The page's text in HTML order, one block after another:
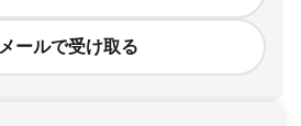
メールで受け取る